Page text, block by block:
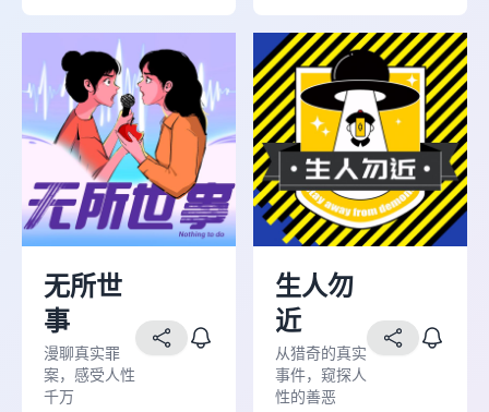
播客，不燃不摆，只
想认真试一试，寻找
属于我们自己的“无限
向上”之路。 我们试图
从日常生活的缝隙
里，找出那些“努力没
白费”的证据，也追问
“想向上”的冲动从何而
来。 我们聚焦“普通人
如何走出困惑” 的过
程，去探讨一种焦虑
是如何被消解的；一
次试错是如何被拆解
的；一段经历是如何
被转化为成长的……
无所世
事
漫聊真实罪
案，感受人性
千万
生人勿
近
从猎奇的真实
事件，窥探人
性的善恶